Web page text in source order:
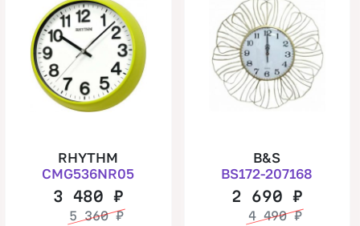
RHYTHM
CMG536NR05
3 480₽
5 360₽
B&S
BS172-207168
2 690 ₽
4 490₽